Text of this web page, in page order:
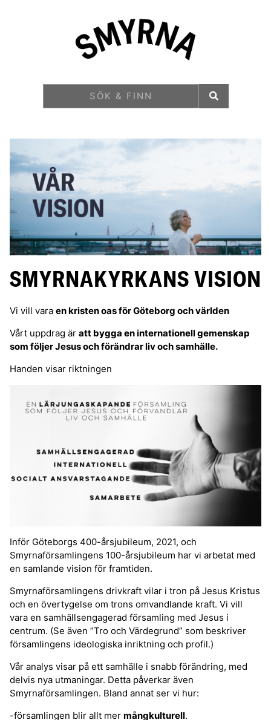
SMYRNAKYRKANS VISION
Vi vill vara en kristen oas för Göteborg och världen
Vårt uppdrag är att bygga en internationell gemenskap
som följer Jesus och förändrar liv och samhälle.
Handen visar riktningen
Inför Göteborgs 400-årsjubileum, 2021, och
Smyrnaförsamlingens 100-årsjubileum har vi arbetat med
en samlande vision för framtiden.
Smyrnaförsamlingens drivkraft vilar i tron på Jesus Kristus
och en övertygelse om trons omvandlande kraft. Vi vill
vara en samhällsengagerad församling med Jesus i
centrum. (Se även ”Tro och Värdegrund” som beskriver
församlingens ideologiska inriktning och profil.)
Vår analys visar på ett samhälle i snabb förändring, med
delvis nya utmaningar. Detta påverkar även
Smyrnaförsamlingen. Bland annat ser vi hur:
-församlingen blir allt mer mångkulturell.